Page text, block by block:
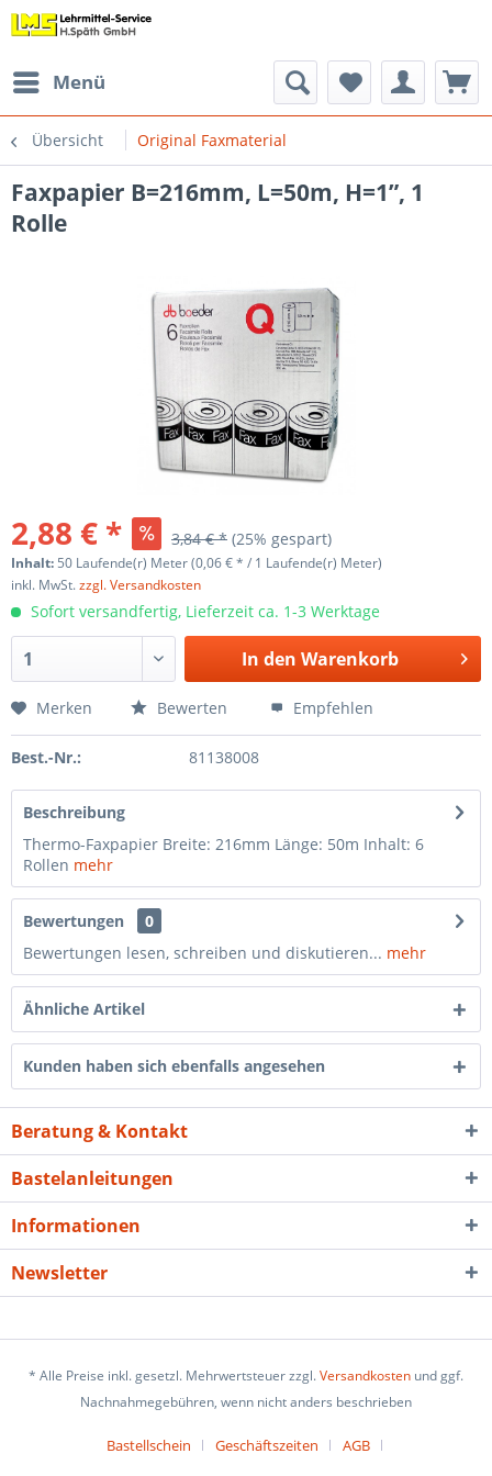
Menü
Übersicht Original Faxmaterial
Faxpapier B=216mm, L=50m, H=1”, 1
Rolle
2,88 € * 3,84 € * (25% gespart)
Inhalt: 50 Laufende(r) Meter (0,06 € * / 1 Laufende(r) Meter)
inkl. MwSt.zzgl. Versandkosten
Sofort versandfertig, Lieferzeit ca. 1-3 Werktage
In den Warenkorb
Merken Bewerten Empfehlen
Best.-Nr.: 81138008
Beschreibung
Thermo-Faxpapier Breite: 216mm Länge: 50m Inhalt: 6
Rollen mehr
Bewertungen
0
Bewertungen lesen, schreiben und diskutieren... mehr
Ähnliche Artikel
Kunden haben sich ebenfalls angesehen
Beratung & Kontakt
Bastelanleitungen
Informationen
Newsletter
* Alle Preise inkl. gesetzl. Mehrwertsteuer zzgl.Versandkosten und ggf.
Nachnahmegebühren, wenn nicht anders beschrieben
Bastellschein Geschäftszeiten
AGB